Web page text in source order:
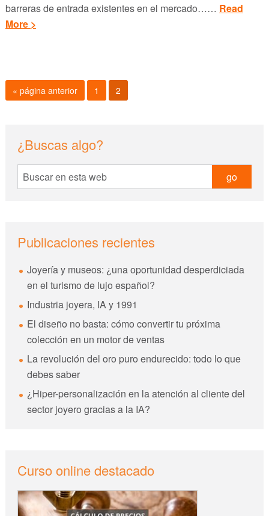
barreras de entrada existentes en el mercado…… Read
More >
« Ir
a
página anterior Página
1 Página
2
Sidebar
¿Buscas algo?
Buscar
en
Publicaciones recientes
Joyería y museos: ¿una oportunidad desperdiciada
en el turismo de lujo español?
Industria joyera, IA y 1991
El diseño no basta: cómo convertir tu próxima
colección en un motor de ventas
La revolución del oro puro endurecido: todo lo que
debes saber
¿Hiper-personalización en la atención al cliente del
sector joyero gracias a la IA?
Curso online destacado